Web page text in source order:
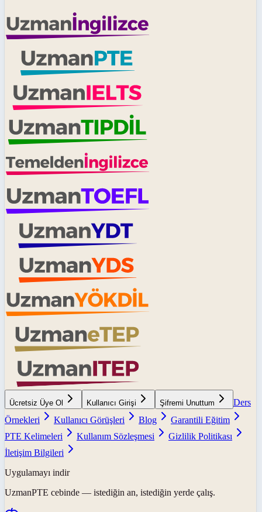
Ücretsiz Üye Ol Kullanıcı Girişi Şifremi Unuttum
Ders
Örnekleri
Kullanıcı Görüşleri Blog
Garantili Eğitim
PTE Kelimeleri
Kullanım Sözleşmesi
Gizlilik Politikası
İletişim Bilgileri
Uygulamayı indir
UzmanPTE cebinde — istediğin an, istediğin yerde çalış.